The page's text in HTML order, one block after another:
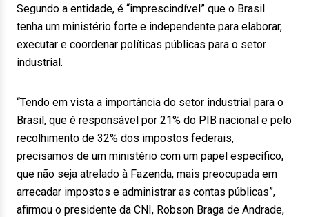
Segundo a entidade, é “imprescindível” que o Brasil
tenha um ministério forte e independente para elaborar,
executar e coordenar políticas públicas para o setor
industrial.
“Tendo em vista a importância do setor industrial para o
Brasil, que é responsável por 21% do PIB nacional e pelo
recolhimento de 32% dos impostos federais,
precisamos de um ministério com um papel específico,
que não seja atrelado à Fazenda, mais preocupada em
arrecadar impostos e administrar as contas públicas”,
afirmou o presidente da CNI, Robson Braga de Andrade,